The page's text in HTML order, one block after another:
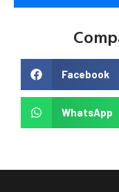
Facebook
WhatsApp